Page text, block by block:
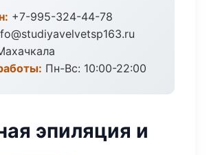
+7-995-324-44-78
Пн-Вс: 10:00-22:00
эпиляция и